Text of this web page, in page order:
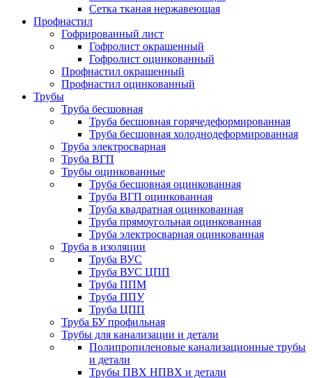
Сетка тканая нержавеющая
Профнастил
Гофрированный лист
Гофролист окрашенный
Гофролист оцинкованный
Профнастил окрашенный
Профнастил оцинкованный
Трубы
Труба бесшовная
Труба бесшовная горячедеформированная
Труба бесшовная холоднодеформированная
Труба электросварная
Труба ВГП
Трубы оцинкованные
Труба бесшовная оцинкованная
Труба ВГП оцинкованная
Труба квадратная оцинкованная
Труба прямоугольная оцинкованная
Труба электросварная оцинкованная
Труба в изоляции
Труба ВУС
Труба ВУС ЦПП
Труба ППМ
Труба ППУ
Труба ЦПП
Труба БУ профильная
Трубы для канализации и детали
Полипропиленовые канализационные трубы
и детали
Трубы ПВХ НПВХ и детали